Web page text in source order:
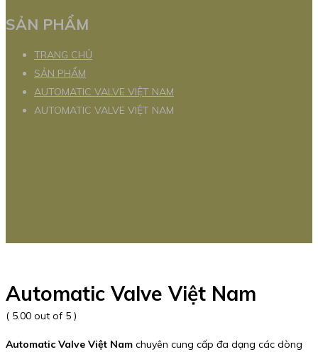
SẢN PHẨM
TRANG CHỦ
SẢN PHẨM
AUTOMATIC VALVE VIỆT NAM
AUTOMATIC VALVE VIỆT NAM
Automatic Valve Việt Nam
( 5.00 out of 5 )
Automatic Valve Việt Nam chuyên cung cấp đa dạng các dòng